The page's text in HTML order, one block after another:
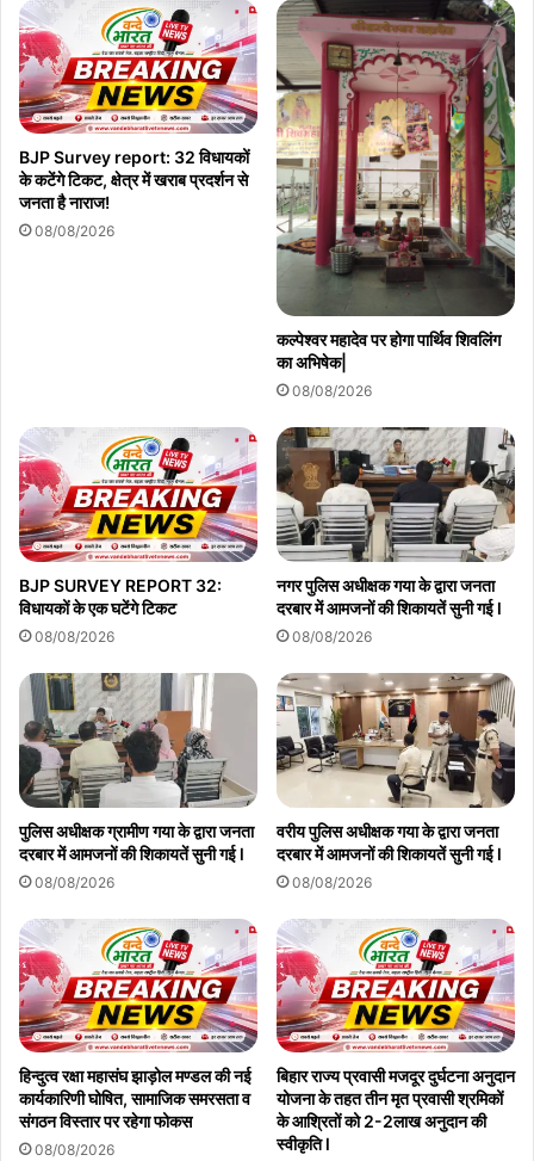
BJP Survey report: 32 विधायकों
के कटेंगे टिकट, क्षेत्र में खराब प्रदर्शन से
जनता है नाराज!
08/08/2026
कल्पेश्वर महादेव पर होगा पार्थिव शिवलिंग
का अभिषेक|
08/08/2026
BJP SURVEY REPORT 32:
विधायकों के एक घटेंगे टिकट
08/08/2026
नगर पुलिस अधीक्षक गया के द्वारा जनता
दरबार में आमजनों की शिकायतें सुनी गई l
08/08/2026
पुलिस अधीक्षक ग्रामीण गया के द्वारा जनता
दरबार में आमजनों की शिकायतें सुनी गई l
08/08/2026
वरीय पुलिस अधीक्षक गया के द्वारा जनता
दरबार में आमजनों की शिकायतें सुनी गई l
08/08/2026
हिन्दुत्व रक्षा महासंघ झाड़ोल मण्डल की नई
कार्यकारिणी घोषित, सामाजिक समरसता व
संगठन विस्तार पर रहेगा फोकस
08/08/2026
बिहार राज्य प्रवासी मजदूर दुर्घटना अनुदान
योजना के तहत तीन मृत प्रवासी श्रमिकों
के आश्रितों को 2-2लाख अनुदान की
स्वीकृति l